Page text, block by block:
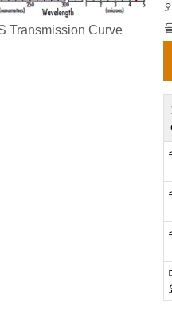
Transmission Curve